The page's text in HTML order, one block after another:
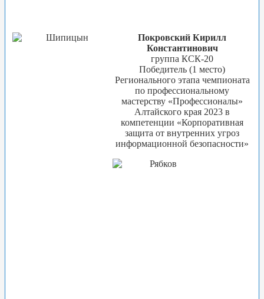
Покровский Кирилл
Константинович
группа КСК-20
Победитель (1 место)
Регионального этапа чемпионата
по профессиональному
мастерству «Профессионалы»
Алтайского края 2023 в
компетенции «Корпоративная
защита от внутренних угроз
информационной безопасности»